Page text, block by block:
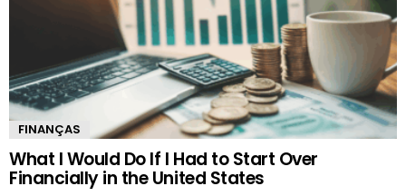
FINANÇAS
What I Would Do If I Had to Start Over
Financially in the United States